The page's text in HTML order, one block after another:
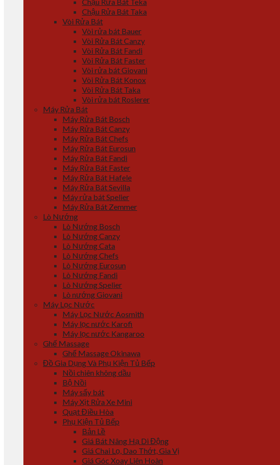
Chậu Rửa Bát Taka
Vòi Rửa Bát
Vòi rửa bát Bauer
Vòi Rửa Bát Canzy
Vòi Rửa Bát Fandi
Vòi Rửa Bát Faster
Vòi rửa bát Giovani
Vòi Rửa Bát Konox
Vòi Rửa Bát Taka
Vòi rửa bát Roslerer
Máy Rửa Bát
Máy Rửa Bát Bosch
Máy Rửa Bát Canzy
Máy Rửa Bát Chefs
Máy Rửa Bát Eurosun
Máy Rửa Bát Fandi
Máy Rửa Bát Faster
Máy Rửa Bát Hafele
Máy Rửa Bát Sevilla
Máy rửa bát Spelier
Máy Rửa Bát Zemmer
Lò Nướng
Lò Nướng Bosch
Lò Nướng Canzy
Lò Nướng Cata
Lò Nướng Chefs
Lò Nướng Eurosun
Lò Nướng Fandi
Lò Nướng Spelier
Lò nướng Giovani
Máy Lọc Nước
Máy Lọc Nước Aosmith
Máy lọc nước Karofi
Máy lọc nước Kangaroo
Ghế Massage
Ghế Massage Okinawa
Đồ Gia Dụng Và Phụ Kiện Tủ Bếp
Nồi chiên không dầu
Bộ Nồi
Máy sấy bát
Máy Xịt Rửa Xe Mini
Quạt Điều Hòa
Phụ Kiện Tủ Bếp
Bản Lề
Giá Bát Nâng Hạ Di Động
Giá Chai Lọ, Dao Thớt, Gia Vị
Giá Góc Xoay Liên Hoàn